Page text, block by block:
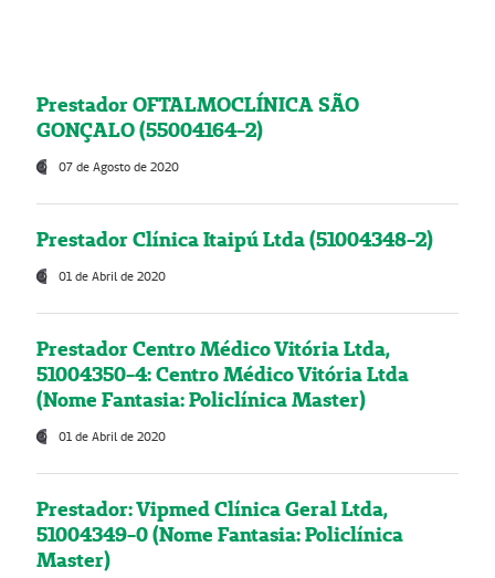
Prestador OFTALMOCLÍNICA SÃO
GONÇALO (55004164-2)
07 de Agosto de 2020
Prestador Clínica Itaipú Ltda (51004348-2)
01 de Abril de 2020
Prestador Centro Médico Vitória Ltda,
51004350-4: Centro Médico Vitória Ltda
(Nome Fantasia: Policlínica Master)
01 de Abril de 2020
Prestador: Vipmed Clínica Geral Ltda,
51004349-0 (Nome Fantasia: Policlínica
Master)